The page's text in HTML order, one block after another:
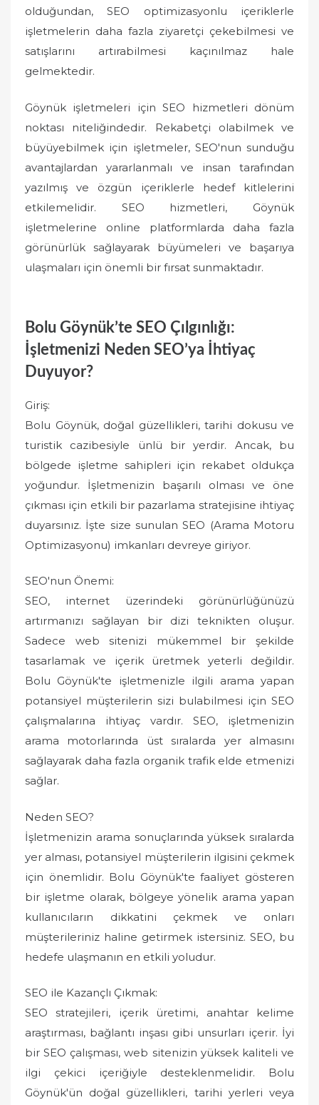
olduğundan, SEO optimizasyonlu içeriklerle
işletmelerin daha fazla ziyaretçi çekebilmesi ve
satışlarını artırabilmesi kaçınılmaz hale
gelmektedir.
Göynük işletmeleri için SEO hizmetleri dönüm
noktası niteliğindedir. Rekabetçi olabilmek ve
büyüyebilmek için işletmeler, SEO'nun sunduğu
avantajlardan yararlanmalı ve insan tarafından
yazılmış ve özgün içeriklerle hedef kitlelerini
etkilemelidir. SEO hizmetleri, Göynük
işletmelerine online platformlarda daha fazla
görünürlük sağlayarak büyümeleri ve başarıya
ulaşmaları için önemli bir fırsat sunmaktadır.
Bolu Göynük’te SEO Çılgınlığı:
İşletmenizi Neden SEO’ya İhtiyaç
Duyuyor?
Giriş:
Bolu Göynük, doğal güzellikleri, tarihi dokusu ve
turistik cazibesiyle ünlü bir yerdir. Ancak, bu
bölgede işletme sahipleri için rekabet oldukça
yoğundur. İşletmenizin başarılı olması ve öne
çıkması için etkili bir pazarlama stratejisine ihtiyaç
duyarsınız. İşte size sunulan SEO (Arama Motoru
Optimizasyonu) imkanları devreye giriyor.
SEO'nun Önemi:
SEO, internet üzerindeki görünürlüğünüzü
artırmanızı sağlayan bir dizi teknikten oluşur.
Sadece web sitenizi mükemmel bir şekilde
tasarlamak ve içerik üretmek yeterli değildir.
Bolu Göynük'te işletmenizle ilgili arama yapan
potansiyel müşterilerin sizi bulabilmesi için SEO
çalışmalarına ihtiyaç vardır. SEO, işletmenizin
arama motorlarında üst sıralarda yer almasını
sağlayarak daha fazla organik trafik elde etmenizi
sağlar.
Neden SEO?
İşletmenizin arama sonuçlarında yüksek sıralarda
yer alması, potansiyel müşterilerin ilgisini çekmek
için önemlidir. Bolu Göynük'te faaliyet gösteren
bir işletme olarak, bölgeye yönelik arama yapan
kullanıcıların dikkatini çekmek ve onları
müşterileriniz haline getirmek istersiniz. SEO, bu
hedefe ulaşmanın en etkili yoludur.
SEO ile Kazançlı Çıkmak:
SEO stratejileri, içerik üretimi, anahtar kelime
araştırması, bağlantı inşası gibi unsurları içerir. İyi
bir SEO çalışması, web sitenizin yüksek kaliteli ve
ilgi çekici içeriğiyle desteklenmelidir. Bolu
Göynük'ün doğal güzellikleri, tarihi yerleri veya